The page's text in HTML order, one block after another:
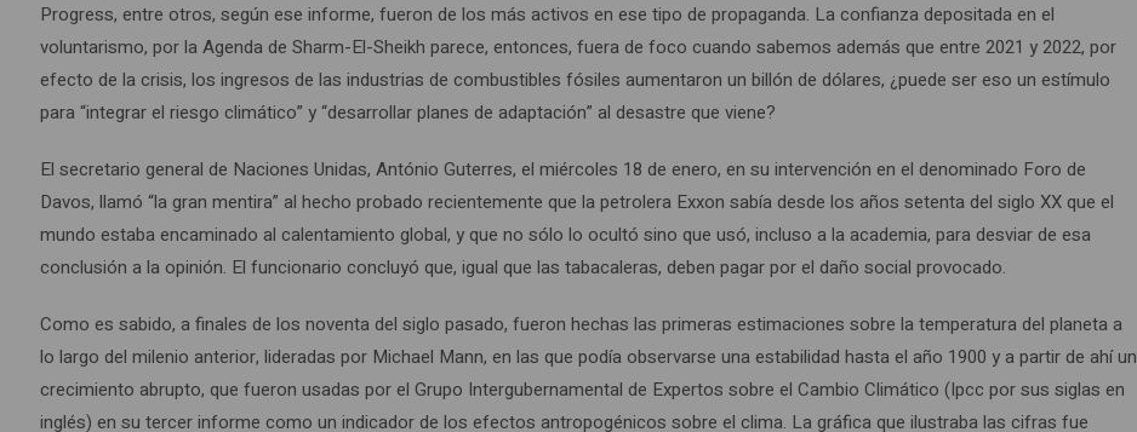
Progress, entre otros, según ese informe, fueron de los más activos en ese tipo de propaganda. La confianza depositada en el
voluntarismo, por la Agenda de Sharm-El-Sheikh parece, entonces, fuera de foco cuando sabemos además que entre 2021 y 2022, por
efecto de la crisis, los ingresos de las industrias de combustibles fósiles aumentaron un billón de dólares, ¿puede ser eso un estímulo
para “integrar el riesgo climático” y “desarrollar planes de adaptación” al desastre que viene?
El secretario general de Naciones Unidas, António Guterres, el miércoles 18 de enero, en su intervención en el denominado Foro de
Davos, llamó “la gran mentira” al hecho probado recientemente que la petrolera Exxon sabía desde los años setenta del siglo XX que el
mundo estaba encaminado al calentamiento global, y que no sólo lo ocultó sino que usó, incluso a la academia, para desviar de esa
conclusión a la opinión. El funcionario concluyó que, igual que las tabacaleras, deben pagar por el daño social provocado.
Como es sabido, a finales de los noventa del siglo pasado, fueron hechas las primeras estimaciones sobre la temperatura del planeta a
lo largo del milenio anterior, lideradas por Michael Mann, en las que podía observarse una estabilidad hasta el año 1900 y a partir de ahí un
crecimiento abrupto, que fueron usadas por el Grupo Intergubernamental de Expertos sobre el Cambio Climático (Ipcc por sus siglas en
inglés) en su tercer informe como un indicador de los efectos antropogénicos sobre el clima. La gráfica que ilustraba las cifras fue